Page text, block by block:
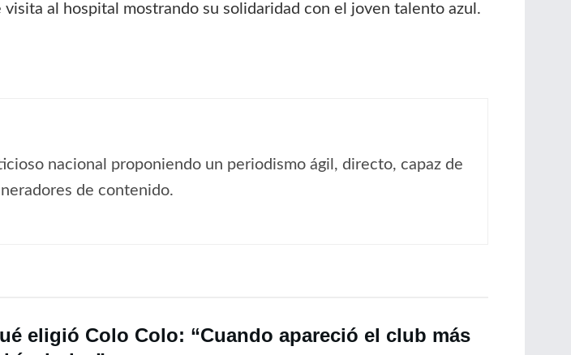
visita al hospital mostrando su solidaridad con el joven talento azul.
nacional proponiendo un periodismo ágil, directo, capaz de
de contenido.
eligió Colo Colo: “Cuando apareció el club más